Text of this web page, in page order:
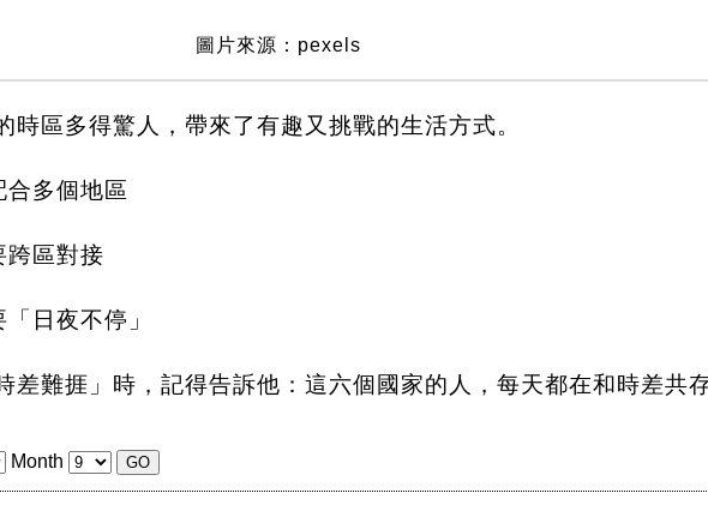
圖片來源：pexels
時區多得驚人，帶來了有趣又挑戰的生活方式。
多個地區
跨區對接
日夜不停」
差難捱」時，記得告訴他：這六個國家的人，每天都在和時差共存
Month